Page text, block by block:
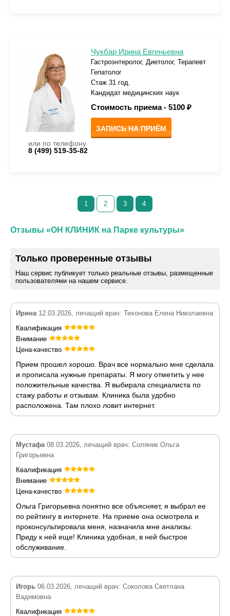
Чукбар Ирина Евгеньевна
Гастроэнтеролог, Диетолог, Терапевт
Гепатолог
Стаж 31 год.
Кандидат медицинских наук
Стоимость приема - 5100 ₽
ЗАПИСЬ НА ПРИЁМ
или по телефону
8 (499) 519-35-82
1 2 3 4
Отзывы «ОН КЛИНИК на Парке культуры»
Только проверенные отзывы
Наш сервис публикует только реальные отзывы, размещенные
пользователями на нашем сервисе.
Ирина12.03.2026, лечащий врач: Тихонова Елена Николаевна
Квалификация
Внимание
Цена-качество
Прием прошел хорошо. Врач все нормально мне сделала
и прописала нужные препараты. Я могу отметить у нее
положительные качества. Я выбирала специалиста по
стажу работы и отзывам. Клиника была удобно
расположена. Там плохо ловит интернет.
Мустафа08.03.2026, лечащий врач: Соляник Ольга
Григорьевна
Квалификация
Внимание
Цена-качество
Ольга Григорьевна понятно все объясняет, я выбрал ее
по рейтингу в интернете. На приеме она осмотрела и
проконсультировала меня, назначила мне анализы.
Приду к ней еще! Клиника удобная, в ней быстрое
обслуживание.
Игорь 06.03.2026, лечащий врач: Соколова Светлана
Вадимовна
Квалификация